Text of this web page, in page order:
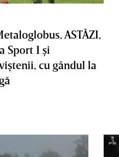
ASTĂZI,
Sport 1 şi
cu gândul la